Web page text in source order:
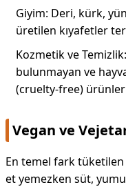
Giyim: Deri, kürk,
üretilen kıyafetler
Kozmetik ve
bulunmayan ve
(cruelty-free) ürünler
Vegan ve
En temel fark tüketilen
et yemezken süt,